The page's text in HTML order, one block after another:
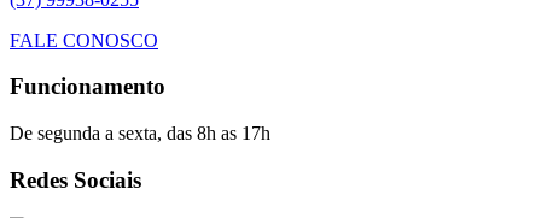
FALE CONOSCO
Funcionamento
De segunda a sexta, das 8h as 17h
Redes Sociais